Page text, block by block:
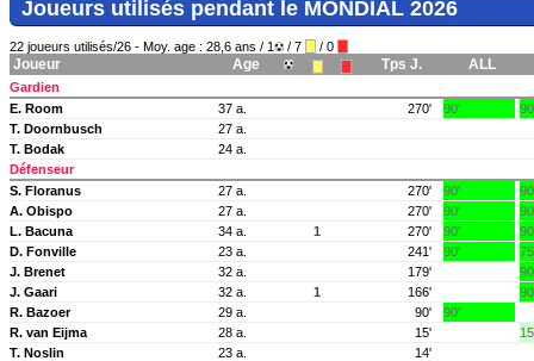
Joueurs utilisés pendant le MONDIAL 2026
22 joueurs utilisés/26 - Moy. age : 28,6 ans / 1 / 7 / 0
Joueur Age Tps J. ALL
Gardien
E. Room
37 a. 270' 90'
T. Doornbusch
27 a.
T. Bodak
24 a.
Défenseur
S. Floranus
27 a. 270' 90'
A. Obispo
27 a. 270' 90'
L. Bacuna
34 a. 1 270' 90'
D. Fonville
23 a. 241' 90'
J. Brenet
32 a. 179'
J. Gaari
32 a. 1 166'
R. Bazoer
29 a. 90'
90'
R. van Eijma
28 a. 15'
T. Noslin
23 a.
14'